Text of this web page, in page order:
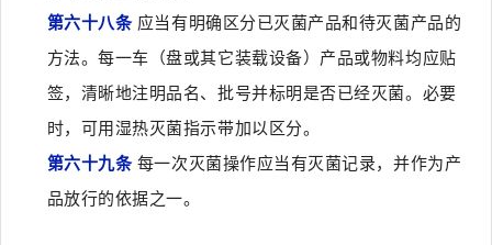
第六十八条应当有明确区分已灭菌产品和待灭菌产品的
方法。每一车（盘或其它装载设备）产品或物料均应贴
签，清晰地注明品名、批号并标明是否已经灭菌。必要
时，可用湿热灭菌指示带加以区分。
第六十九条每一次灭菌操作应当有灭菌记录，并作为产
品放行的依据之一。